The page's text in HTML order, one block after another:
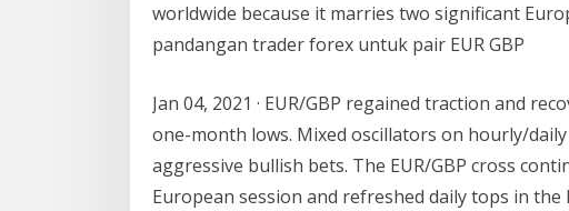
worldwide because it marries two significant
pandangan trader forex untuk pair EUR GBP
Jan 04, 2021 · EUR/GBP regained traction and
one-month lows. Mixed oscillators on hourly/
aggressive bullish bets. The EUR/GBP cross
European session and refreshed daily tops in the